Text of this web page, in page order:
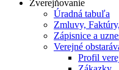
Zverejňovanie
Úradná tabuľa
Zmluvy,
Zápisnice a
Verejné
Profil